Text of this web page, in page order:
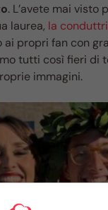
. L’avete mai visto
laurea, la
ai propri fan con
tutti così fieri di
immagini.